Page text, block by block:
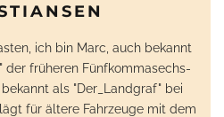
ich bin Marc, auch bekannt
der früheren Fünfkommasechs-
als "Der_Landgraf" bei
für ältere Fahrzeuge mit dem